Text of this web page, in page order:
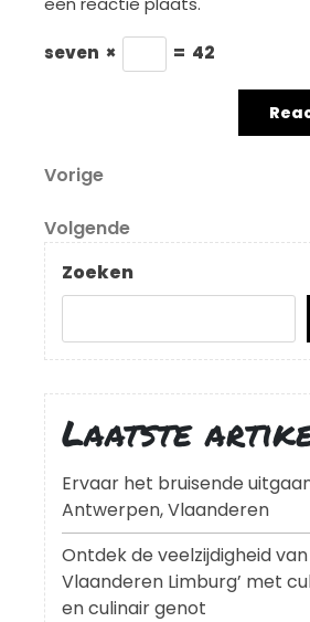
seven × = 42
Berichtnavigatie
Vorig
Vorige
Volgend
bericht
Volgende
Zoeken
Laatste
Ervaar het bruisende
Antwerpen, Vlaanderen
Ontdek de veelzijdigheid van
Vlaanderen Limburg’ met
en culinair genot